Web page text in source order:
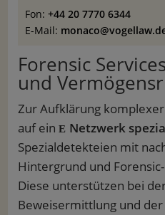
Fon: +44 20 7770 6344
E-Mail:
Forensic
und
Zur Aufklärung
auf ein
Netzwerk
Spezialdetekteien mit
Hintergrund und
Diese unterstützen bei
Beweisermittlung und